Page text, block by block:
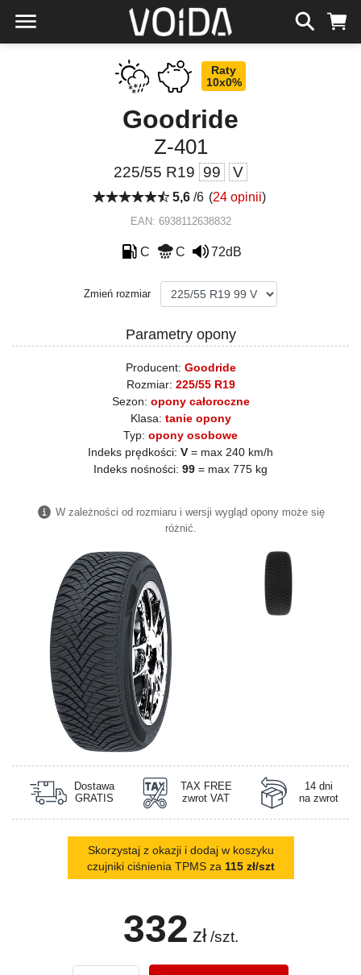
Raty
10x0%
Goodride
Z-401
225/55 R19 99 V
5,6/6 (24 opinii)
EAN: 6938112638832
C C 72dB
Zmień rozmiar
Parametry opony
Producent: Goodride
Rozmiar: 225/55 R19
Sezon: opony całoroczne
Klasa: tanie opony
Typ: opony osobowe
Indeks prędkości: V = max 240 km/h
Indeks nośności: 99 = max 775 kg
W zależności od rozmiaru i wersji wygląd opony może się
różnić.
Dostawa
GRATIS
TAX FREE
zwrot VAT
14 dni
na zwrot
Skorzystaj z okazji i dodaj w koszyku
czujniki ciśnienia TPMS za 115 zł/szt
332 zł /szt.